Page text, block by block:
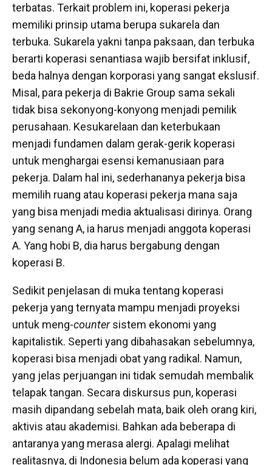
terbatas. Terkait problem ini, koperasi pekerja
memiliki prinsip utama berupa sukarela dan
terbuka. Sukarela yakni tanpa paksaan, dan terbuka
berarti koperasi senantiasa wajib bersifat inklusif,
beda halnya dengan korporasi yang sangat ekslusif.
Misal, para pekerja di Bakrie Group sama sekali
tidak bisa sekonyong-konyong menjadi pemilik
perusahaan. Kesukarelaan dan keterbukaan
menjadi fundamen dalam gerak-gerik koperasi
untuk menghargai esensi kemanusiaan para
pekerja. Dalam hal ini, sederhananya pekerja bisa
memilih ruang atau koperasi pekerja mana saja
yang bisa menjadi media aktualisasi dirinya. Orang
yang senang A, ia harus menjadi anggota koperasi
A. Yang hobi B, dia harus bergabung dengan
koperasi B.
Sedikit penjelasan di muka tentang koperasi
pekerja yang ternyata mampu menjadi proyeksi
untuk meng-countersistem ekonomi yang
kapitalistik. Seperti yang dibahasakan sebelumnya,
koperasi bisa menjadi obat yang radikal. Namun,
yang jelas perjuangan ini tidak semudah membalik
telapak tangan. Secara diskursus pun, koperasi
masih dipandang sebelah mata, baik oleh orang kiri,
aktivis atau akademisi. Bahkan ada beberapa di
antaranya yang merasa alergi. Apalagi melihat
realitasnya, di Indonesia belum ada koperasi yang